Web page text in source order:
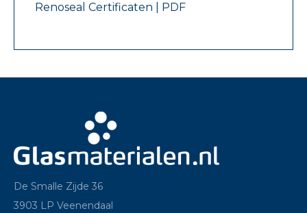
Renoseal Certificaten | PDF
De Smalle Zijde 36
3903 LP Veenendaal